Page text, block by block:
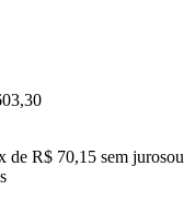
,30
de R$ 70,15 sem jurosou